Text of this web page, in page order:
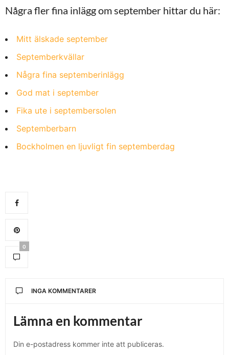
Några fler fina inlägg om september hittar du här:
Mitt älskade september
Septemberkvällar
Några fina septemberinlägg
God mat i september
Fika ute i septembersolen
Septemberbarn
Bockholmen en ljuvligt fin septemberdag
0
INGA KOMMENTARER
Lämna en kommentar
Din e-postadress kommer inte att publiceras.